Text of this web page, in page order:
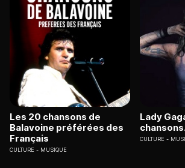
Les 20 chansons de
Balavoine préférées des
Français
CULTURE MUSIQUE
Lady
CULTURE